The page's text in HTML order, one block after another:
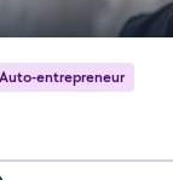
Auto-entrepreneur